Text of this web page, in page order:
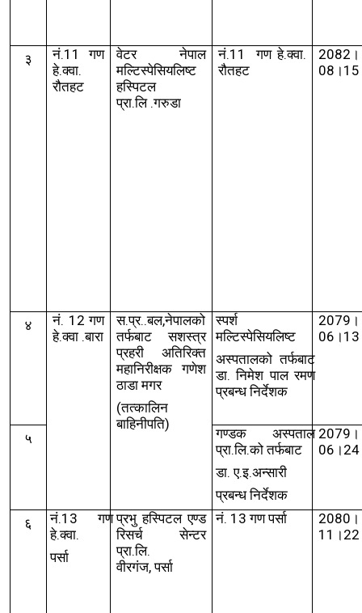
३
नं.11 गण
हे.क्वा.
रौतहट
वेटर नेपाल
मल्टिस्पेसियलिष्ट
हस्पिटल
प्रा.लि.गरुडा
नं.11गण हे.क्वा.
रौतहट
2082।
08।15
४ नं. 12 गण
हे.क्वा .बारा
स.प्र..बल,नेपालको
तर्फबाट सशस्त्र
प्रहरी अतिरिक्त
महानिरीक्षक गणेश
ठाडा मगर
(तत्कालिन
बाहिनीपति)
स्पर्श
मल्टिस्पेसियलिष्ट
अस्पतालको तर्फबाट
डा. निमेश पाल रमण
प्रबन्ध निर्देशक
2079।
06।13
५
गण्डक अस्पताल
प्रा.लि.को तर्फबाट
डा. ए.इ.अन्सारी
प्रबन्ध निर्देशक
2079।
06।24
६ नं.13 गण
हे.क्वा.
पर्सा
प्रभु हस्पिटल एण्ड
रिसर्च सेन्टर
प्रा.लि.
वीरगंज,पर्सा
नं. 13गण पर्सा
2080।
11।22